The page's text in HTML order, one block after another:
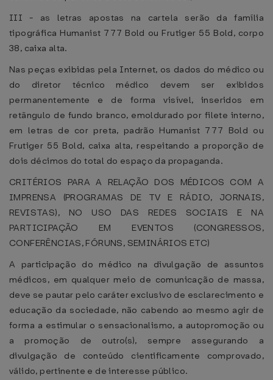
III - as letras apostas na cartela serão da família
tipográfica Humanist 777 Bold ou Frutiger 55 Bold, corpo
38, caixa alta.
Nas peças exibidas pela Internet, os dados do médico ou
do diretor técnico médico devem ser exibidos
permanentemente e de forma visível, inseridos em
retângulo de fundo branco, emoldurado por filete interno,
em letras de cor preta, padrão Humanist 777 Bold ou
Frutiger 55 Bold, caixa alta, respeitando a proporção de
dois décimos do total do espaço da propaganda.
CRITÉRIOS PARA A RELAÇÃO DOS MÉDICOS COM A
IMPRENSA (PROGRAMAS DE TV E RÁDIO, JORNAIS,
REVISTAS), NO USO DAS REDES SOCIAIS E NA
PARTICIPAÇÃO EM EVENTOS (CONGRESSOS,
CONFERÊNCIAS, FÓRUNS, SEMINÁRIOS ETC)
A participação do médico na divulgação de assuntos
médicos, em qualquer meio de comunicação de massa,
deve se pautar pelo caráter exclusivo de esclarecimento e
educação da sociedade, não cabendo ao mesmo agir de
forma a estimular o sensacionalismo, a autopromoção ou
a promoção de outro(s), sempre assegurando a
divulgação de conteúdo cientificamente comprovado,
válido, pertinente e de interesse público.